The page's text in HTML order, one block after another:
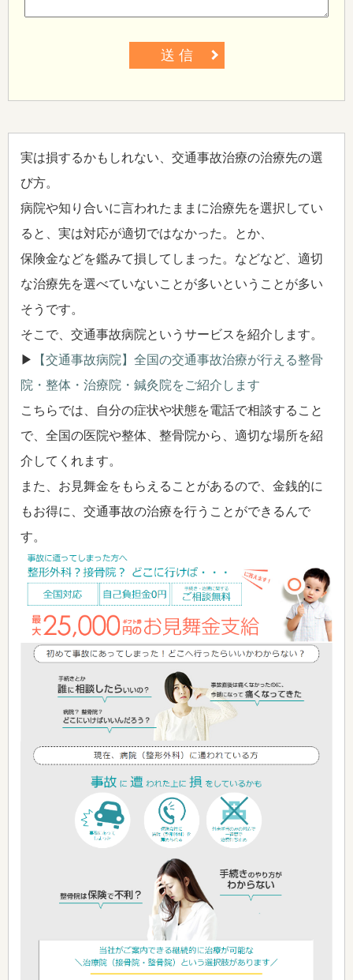
送 信
実は損するかもしれない、交通事故治療の治療先の選
び方。
病院や知り合いに言われたままに治療先を選択してい
ると、実は対応が適切ではなかった。とか、
保険金などを鑑みて損してしまった。などなど、適切
な治療先を選べていないことが多いということが多い
そうです。
そこで、交通事故病院というサービスを紹介します。
▶
【交通事故病院】全国の交通事故治療が行える整骨
院・整体・治療院・鍼灸院をご紹介します
こちらでは、自分の症状や状態を電話で相談すること
で、全国の医院や整体、整骨院から、適切な場所を紹
介してくれます。
また、お見舞金をもらえることがあるので、金銭的に
もお得に、交通事故の治療を行うことができるんで
す。